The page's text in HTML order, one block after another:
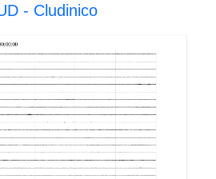
- Cludinico